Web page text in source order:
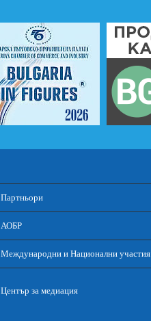
Партньори
АОБР
Международни и Национални участия
Център за медиация